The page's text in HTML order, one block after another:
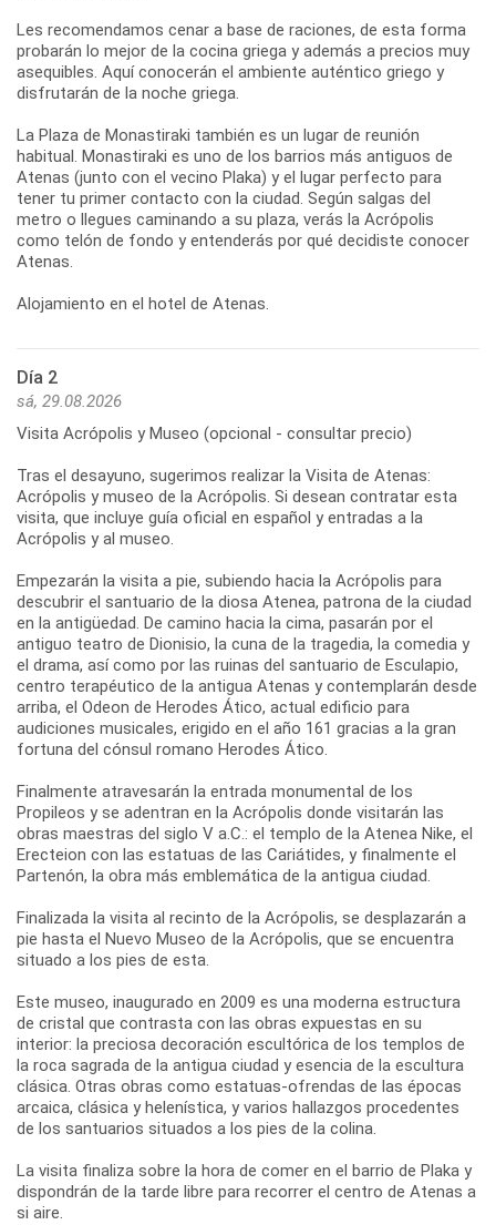
Les recomendamos cenar a base de raciones, de esta forma
probarán lo mejor de la cocina griega y además a precios muy
asequibles. Aquí conocerán el ambiente auténtico griego y
disfrutarán de la noche griega.
La Plaza de Monastiraki también es un lugar de reunión
habitual. Monastiraki es uno de los barrios más antiguos de
Atenas (junto con el vecino Plaka) y el lugar perfecto para
tener tu primer contacto con la ciudad. Según salgas del
metro o llegues caminando a su plaza, verás la Acrópolis
como telón de fondo y entenderás por qué decidiste conocer
Atenas.
Alojamiento en el hotel de Atenas.
Día 2
sá, 29.08.2026
Visita Acrópolis y Museo (opcional - consultar precio)
Tras el desayuno, sugerimos realizar la Visita de Atenas:
Acrópolis y museo de la Acrópolis. Si desean contratar esta
visita, que incluye guía oficial en español y entradas a la
Acrópolis y al museo.
Empezarán la visita a pie, subiendo hacia la Acrópolis para
descubrir el santuario de la diosa Atenea, patrona de la ciudad
en la antigüedad. De camino hacia la cima, pasarán por el
antiguo teatro de Dionisio, la cuna de la tragedia, la comedia y
el drama, así como por las ruinas del santuario de Esculapio,
centro terapéutico de la antigua Atenas y contemplarán desde
arriba, el Odeon de Herodes Ático, actual edificio para
audiciones musicales, erigido en el año 161 gracias a la gran
fortuna del cónsul romano Herodes Ático.
Finalmente atravesarán la entrada monumental de los
Propileos y se adentran en la Acrópolis donde visitarán las
obras maestras del siglo V a.C.: el templo de la Atenea Nike, el
Erecteion con las estatuas de las Cariátides, y finalmente el
Partenón, la obra más emblemática de la antigua ciudad.
Finalizada la visita al recinto de la Acrópolis, se desplazarán a
pie hasta el Nuevo Museo de la Acrópolis, que se encuentra
situado a los pies de esta.
Este museo, inaugurado en 2009 es una moderna estructura
de cristal que contrasta con las obras expuestas en su
interior: la preciosa decoración escultórica de los templos de
la roca sagrada de la antigua ciudad y esencia de la escultura
clásica. Otras obras como estatuas-ofrendas de las épocas
arcaica, clásica y helenística, y varios hallazgos procedentes
de los santuarios situados a los pies de la colina.
La visita finaliza sobre la hora de comer en el barrio de Plaka y
dispondrán de la tarde libre para recorrer el centro de Atenas a
si aire.